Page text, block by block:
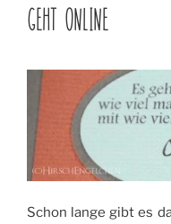
GEHT ONLINE
Schon lange gibt es